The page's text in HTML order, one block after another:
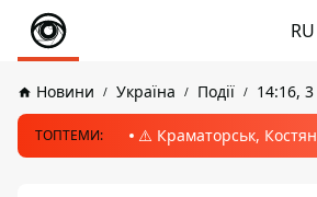
RU
Новини Україна Події 14:16,
ТОПТЕМИ: ⚠️ Краматорськ,